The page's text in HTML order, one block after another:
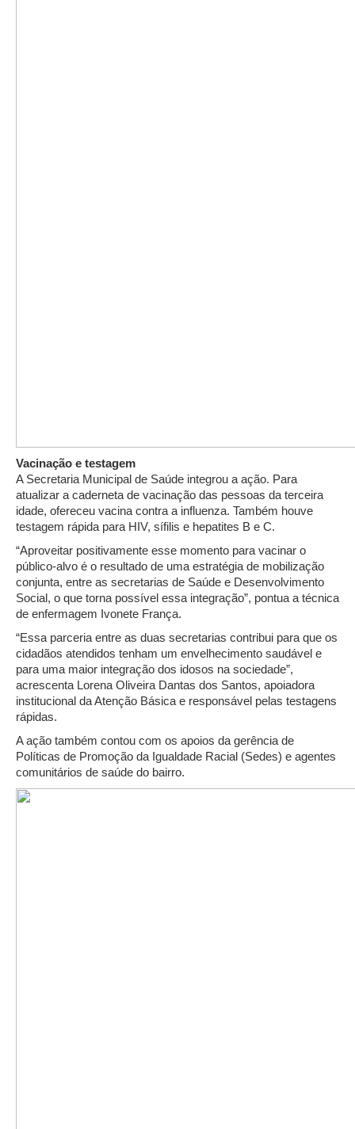
Vacinação e testagem
A Secretaria Municipal de Saúde integrou a ação. Para
atualizar a caderneta de vacinação das pessoas da terceira
idade, ofereceu vacina contra a influenza. Também houve
testagem rápida para HIV, sífilis e hepatites B e C.
“Aproveitar positivamente esse momento para vacinar o
público-alvo é o resultado de uma estratégia de mobilização
conjunta, entre as secretarias de Saúde e Desenvolvimento
Social, o que torna possível essa integração”, pontua a técnica
de enfermagem Ivonete França.
“Essa parceria entre as duas secretarias contribui para que os
cidadãos atendidos tenham um envelhecimento saudável e
para uma maior integração dos idosos na sociedade”,
acrescenta Lorena Oliveira Dantas dos Santos, apoiadora
institucional da Atenção Básica e responsável pelas testagens
rápidas.
A ação também contou com os apoios da gerência de
Políticas de Promoção da Igualdade Racial (Sedes) e agentes
comunitários de saúde do bairro.